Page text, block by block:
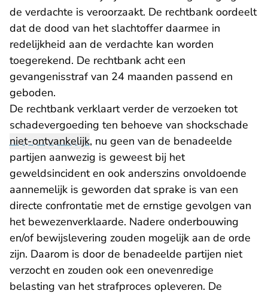
de verdachte is veroorzaakt. De rechtbank oordeelt
dat de dood van het slachtoffer daarmee in
redelijkheid aan de verdachte kan worden
toegerekend. De rechtbank acht een
gevangenisstraf van 24 maanden passend en
geboden.
De rechtbank verklaart verder de verzoeken tot
schadevergoeding ten behoeve van shockschade
niet-ontvankelijk, nu geen van de benadeelde
partijen aanwezig is geweest bij het
geweldsincident en ook anderszins onvoldoende
aannemelijk is geworden dat sprake is van een
directe confrontatie met de ernstige gevolgen van
het bewezenverklaarde. Nadere onderbouwing
en/of bewijslevering zouden mogelijk aan de orde
zijn. Daarom is door de benadeelde partijen niet
verzocht en zouden ook een onevenredige
belasting van het strafproces opleveren. De